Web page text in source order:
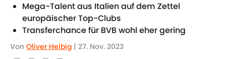
Mega-Talent aus Italien auf dem Zettel
europäischer Top-Clubs
Transferchance für BVB wohl eher gering
Von Oliver Helbig | 27. Nov. 2023